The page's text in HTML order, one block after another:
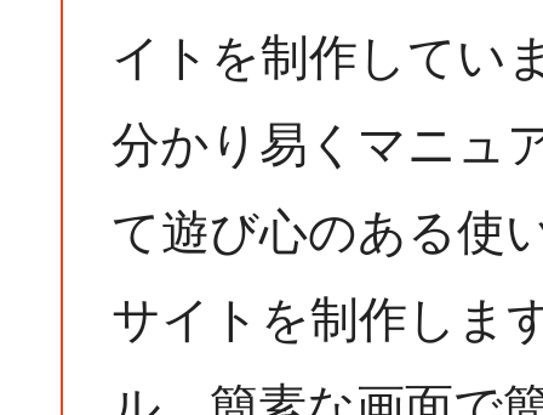
イトを制作してい
分かり易くマニュ
て遊び心のある使
サイトを制作しま